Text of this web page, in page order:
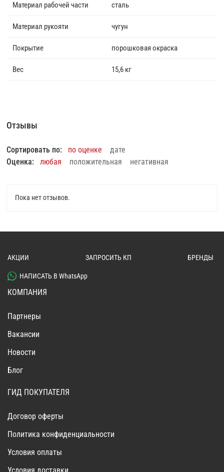
Материал рабочей части сталь
Материал рукояти чугун
Покрытие порошковая окраска
Вес 15,6 кг
Отзывы
Сортировать по: по оценке
дате
Оценка:
любая положительная негативная
Пока нет отзывов.
АКЦИИ ЗАПРОСИТЬ КП БРЕНДЫ
НАПИСАТЬ В WhatsApp
КОМПАНИЯ
Партнеры
Вакансии
Новости
Блог
ГИД ПОКУПАТЕЛЯ
Договор оферты
Политика конфиденциальности
Условия оплаты